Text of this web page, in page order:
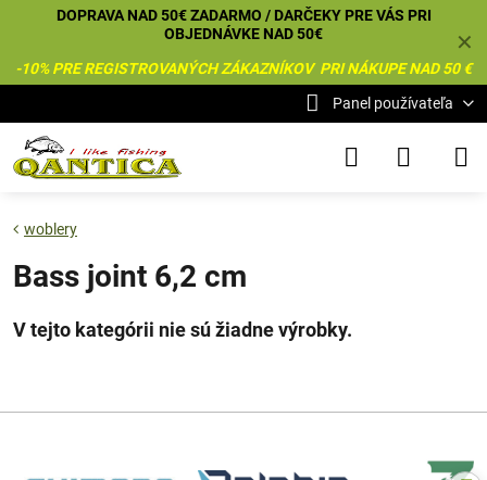
✕
DOPRAVA NAD 50€ ZADARMO / DARČEKY PRE VÁS PRI
OBJEDNÁVKE NAD 50€
-10% PRE REGISTROVANÝCH ZÁKAZNÍKOV PRI NÁKUPE NAD 50 €
Panel používateľa
woblery
Bass joint 6,2 cm